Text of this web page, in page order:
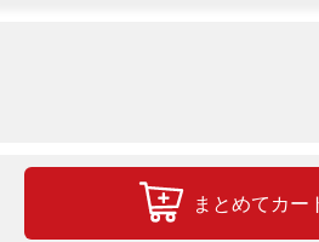
まとめてカー